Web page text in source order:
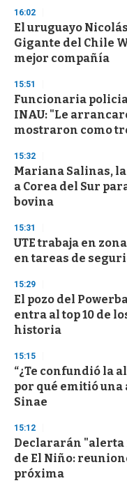
3
s
e
c
o
d
s
16:02
El uruguayo
Gigante del Chile
mejor compañía
15:51
Funcionaria
INAU: "Le
mostraron como
15:32
Mariana Salinas,
a Corea del Sur
bovina
15:31
UTE trabaja en
en tareas de
15:29
El pozo del
entra al top 10 de
historia
15:15
“¿Te confundió la
por qué emitió
Sinae
15:12
Declararán
de El Niño:
próxima